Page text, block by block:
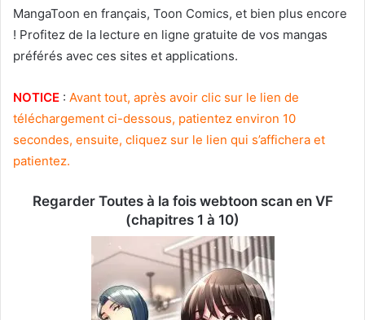
MangaToon en français, Toon Comics, et bien plus encore
! Profitez de la lecture en ligne gratuite de vos mangas
préférés avec ces sites et applications.
NOTICE : Avant tout, après avoir clic sur le lien de
téléchargement ci-dessous, patientez environ 10
secondes, ensuite, cliquez sur le lien qui s’affichera et
patientez.
Regarder Toutes à la fois webtoon scan en VF
(chapitres 1 à 10)